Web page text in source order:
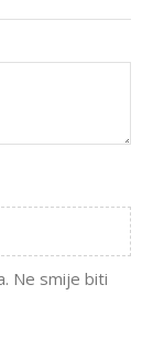
Ne smije biti